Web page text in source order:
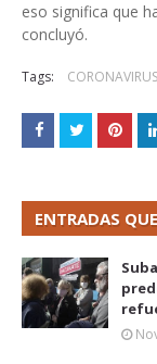
eso significa que
concluyó.
Tags: CORONAVIRUS
ENTRADAS